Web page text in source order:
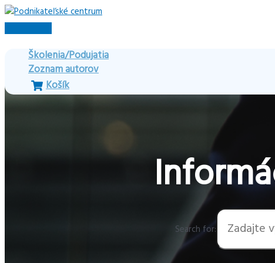
Preskočiť
na
Hlavné
Školenia/Podujatia
Zoznam autorov
Košík
Search for: